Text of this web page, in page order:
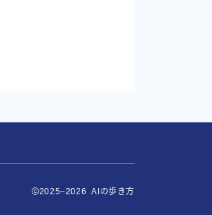
2025–2026 AIの歩き方